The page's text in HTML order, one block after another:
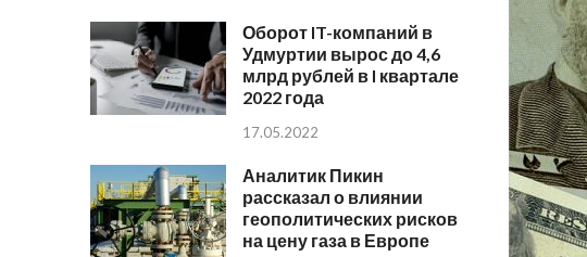
Оборот IT-компаний в
Удмуртии вырос до 4,6
млрд рублей в I квартале
2022 года
17.05.2022
Аналитик Пикин
рассказал о влиянии
геополитических рисков
на цену газа в Европе